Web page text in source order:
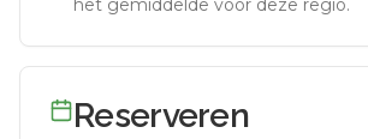
het gemiddelde voor deze regio.
Reserveren